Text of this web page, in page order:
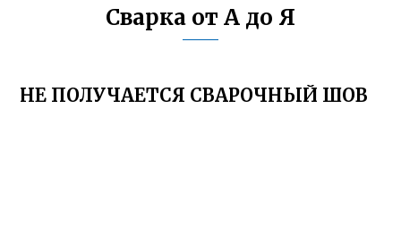
Сварка от А до Я
НЕ ПОЛУЧАЕТСЯ СВАРОЧНЫЙ ШОВ